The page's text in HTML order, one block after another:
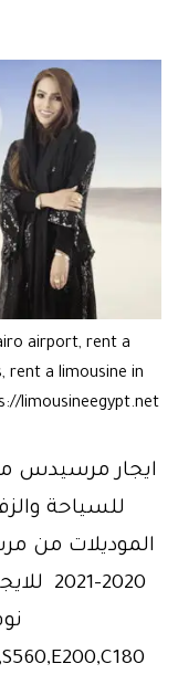
airport, rent a
rent a limousine in
limousineegypt.net
للسياحة